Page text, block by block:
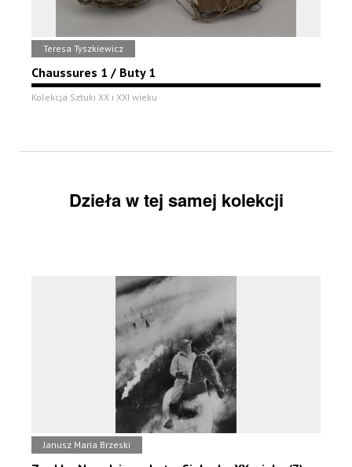
Teresa Tyszkiewicz
Chaussures 1 / Buty 1
Kolekcja Sztuki XX i XXI wieku
Dzieła w tej samej kolekcji
Janusz Maria Brzeski